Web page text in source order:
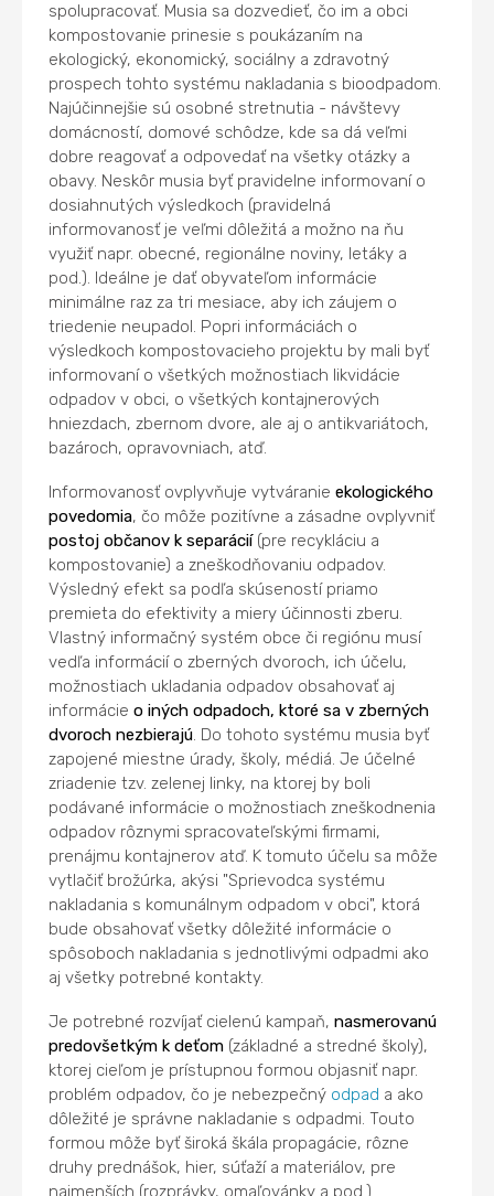
spolupracovať. Musia sa dozvedieť, čo im a obci
kompostovanie prinesie s poukázaním na
ekologický, ekonomický, sociálny a zdravotný
prospech tohto systému nakladania s bioodpadom.
Najúčinnejšie sú osobné stretnutia - návštevy
domácností, domové schôdze, kde sa dá veľmi
dobre reagovať a odpovedať na všetky otázky a
obavy. Neskôr musia byť pravidelne informovaní o
dosiahnutých výsledkoch (pravidelná
informovanosť je veľmi dôležitá a možno na ňu
využiť napr. obecné, regionálne noviny, letáky a
pod.). Ideálne je dať obyvateľom informácie
minimálne raz za tri mesiace, aby ich záujem o
triedenie neupadol. Popri informáciách o
výsledkoch kompostovacieho projektu by mali byť
informovaní o všetkých možnostiach likvidácie
odpadov v obci, o všetkých kontajnerových
hniezdach, zbernom dvore, ale aj o antikvariátoch,
bazároch, opravovniach, atď.
Informovanosť ovplyvňuje vytváranieekologického
povedomia, čo môže pozitívne a zásadne ovplyvniť
postoj občanov k separácií(pre recykláciu a
kompostovanie) a zneškodňovaniu odpadov.
Výsledný efekt sa podľa skúseností priamo
premieta do efektivity a miery účinnosti zberu.
Vlastný informačný systém obce či regiónu musí
vedľa informácií o zberných dvoroch, ich účelu,
možnostiach ukladania odpadov obsahovať aj
informácieo iných odpadoch, ktoré sa v zberných
dvoroch nezbierajú. Do tohoto systému musia byť
zapojené miestne úrady, školy, médiá. Je účelné
zriadenie tzv. zelenej linky, na ktorej by boli
podávané informácie o možnostiach zneškodnenia
odpadov rôznymi spracovateľskými firmami,
prenájmu kontajnerov atď. K tomuto účelu sa môže
vytlačiť brožúrka, akýsi "Sprievodca systému
nakladania s komunálnym odpadom v obci", ktorá
bude obsahovať všetky dôležité informácie o
spôsoboch nakladania s jednotlivými odpadmi ako
aj všetky potrebné kontakty.
Je potrebné rozvíjať cielenú kampaň,nasmerovanú
predovšetkým k deťom (základné a stredné školy),
ktorej cieľom je prístupnou formou objasniť napr.
problém odpadov, čo je nebezpečný odpad a ako
dôležité je správne nakladanie s odpadmi. Touto
formou môže byť široká škála propagácie, rôzne
druhy prednášok, hier, súťaží a materiálov, pre
najmenších (rozprávky, omaľovánky a pod.).